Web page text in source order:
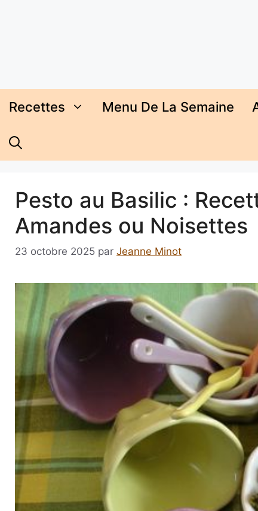
Recettes Menu De La Semaine
Pesto au Basilic :
Amandes ou Noisettes
23 octobre 2025 par Jeanne Minot